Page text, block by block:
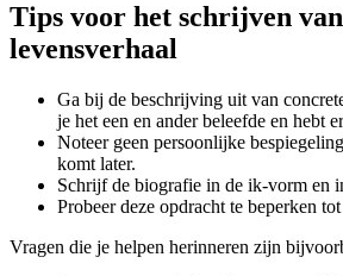
Tips voor het schrijven
levensverhaal
Ga bij de beschrijving uit van
je het een en ander beleefde en hebt
Noteer geen persoonlijke
komt later.
Schrijf de biografie in de ik-vorm en
Probeer deze opdracht te beperken tot
Vragen die je helpen herinneren zijn